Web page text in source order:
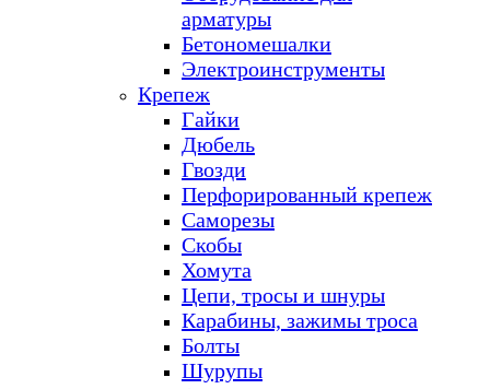
арматуры
Бетономешалки
Электроинструменты
Крепеж
Гайки
Дюбель
Гвозди
Перфорированный крепеж
Саморезы
Скобы
Хомута
Цепи, тросы и шнуры
Карабины, зажимы троса
Болты
Шурупы